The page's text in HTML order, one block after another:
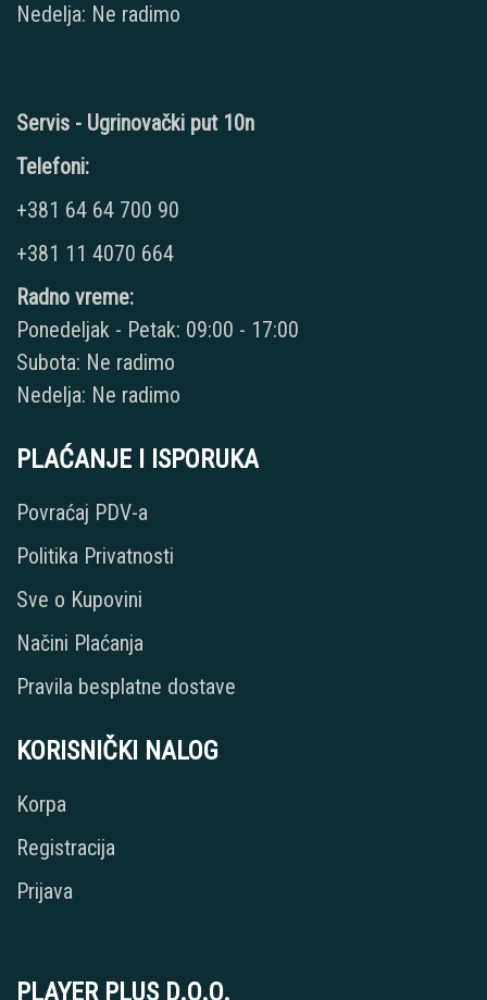
Nedelja: Ne radimo
Servis - Ugrinovački put 10n
Telefoni:
+381 64 64 700 90
+381 11 4070 664
Radno vreme:
Ponedeljak - Petak: 09:00 - 17:00
Subota: Ne radimo
Nedelja: Ne radimo
PLAĆANJE I ISPORUKA
Povraćaj PDV-a
Politika Privatnosti
Sve o Kupovini
Načini Plaćanja
Pravila besplatne dostave
KORISNIČKI NALOG
Korpa
Registracija
Prijava
PLAYER PLUS D.O.O.